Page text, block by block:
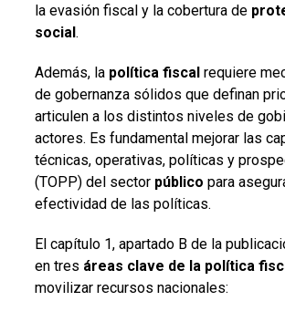
la evasión fiscal y la cobertura de
social.
Además, la política fiscalrequiere
de gobernanza sólidos que definan
articulen a los distintos niveles de
actores. Es fundamental mejorar las
técnicas, operativas, políticas y
(TOPP) del sector público para
efectividad de las políticas.
El capítulo 1, apartado B de la
en tres áreas clave de la política
movilizar recursos nacionales: